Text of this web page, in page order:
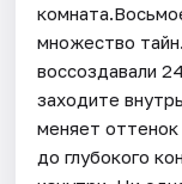
множество
воссоздавали
заходите
меняет оттенок
до глубокого